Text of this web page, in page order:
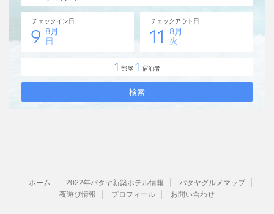
ホーム 2022年パタヤ新築ホテル情報
パタヤグルメマップ
夜遊び情報
プロフィール お問い合わせ